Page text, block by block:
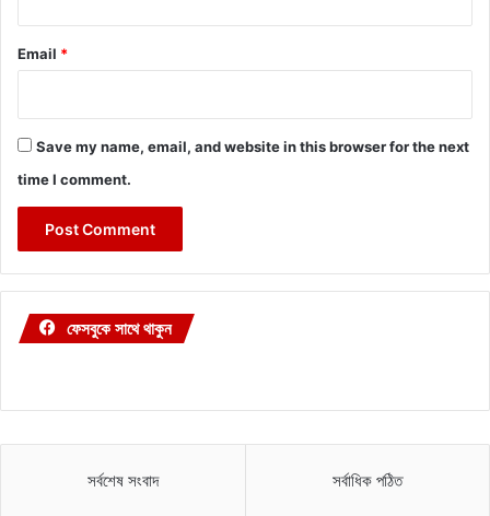
Email *
Save my name, email, and website in this browser for the next
time I comment.
ফেসবুকে সাথে থাকুন
সর্বশেষ সংবাদ সর্বাধিক পঠিত